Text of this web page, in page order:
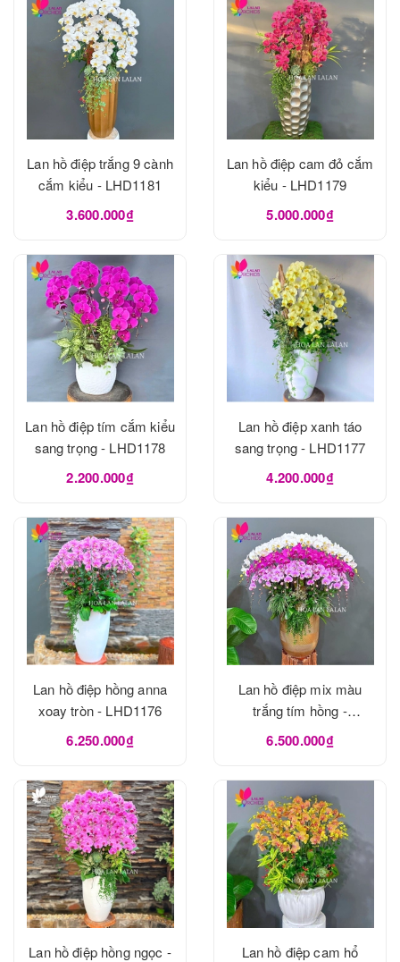
Lan hồ điệp trắng 9 cành
cắm kiểu - LHD1181
3.600.000₫
Lan hồ điệp cam đỏ cắm
kiểu - LHD1179
5.000.000₫
Lan hồ điệp tím cắm kiểu
sang trọng - LHD1178
2.200.000₫
Lan hồ điệp xanh táo
sang trọng - LHD1177
4.200.000₫
Lan hồ điệp hồng anna
xoay tròn - LHD1176
6.250.000₫
Lan hồ điệp mix màu
trắng tím hồng -
LHD1175
6.500.000₫
Lan hồ điệp hồng ngọc -
Lan hồ điệp cam hổ